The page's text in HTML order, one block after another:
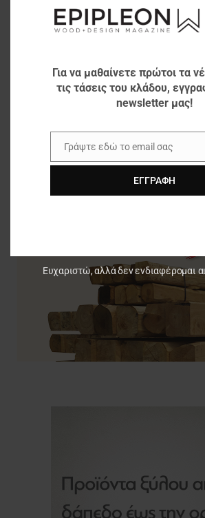
Για να μαθαίνετε πρώτοι τα
τις τάσεις του κλάδου,
newsletter μας!
Email
Γράψτε εδώ το email σας
ΕΓΓΡΑΦΉ
Ευχαριστώ, αλλά δεν ενδιαφέρομαι